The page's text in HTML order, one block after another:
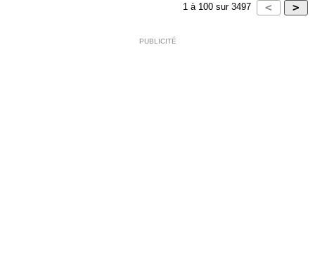
1 à 100 sur 3497
PUBLICITÉ